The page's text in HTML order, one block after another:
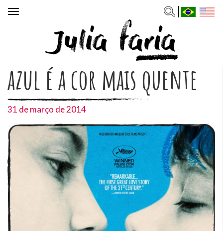
Toggle
azul é a cor mais quente
31 de março de 2014